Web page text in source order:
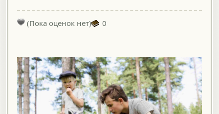
(Пока оценок нет) 0